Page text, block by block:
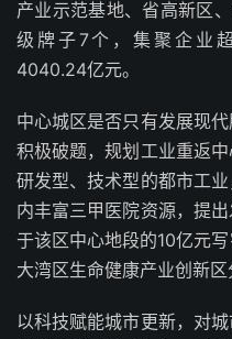
产业示范基地、省高新区
级牌子7个，集聚企业
4040.24亿元。
中心城区是否只有发展现
积极破题，规划工业重返
研发型、技术型的都市工
内丰富三甲医院资源，提
于该区中心地段的10亿元
大湾区生命健康产业创新区
以科技赋能城市更新，对